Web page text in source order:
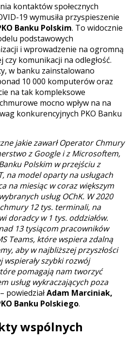
kontaktów społecznych
19 wymusiła przyspieszenie
Banku Polskim. To widocznie
podstawowych
i wprowadzenie na ogromną
czy komunikacji na odległość.
w banku zainstalowano
10 000 komputerów oraz
na tak kompleksowe
mocno wpływ na na
konkurencyjnych PKO Banku
jakie zawarł Operator Chmury
z Google i z Microsoftem,
Polskim w przejściu z
na model oparty na usługach
na miesiąc w coraz większym
usług OChK. W 2020
12 tys. terminali, na
doradcy w 1 tys. oddziałów.
13 tysiącom pracowników
Teams, które wspiera zdalną
aby w najbliższej przyszłości
wspierały szybki rozwój
pomagają nam tworzyć
usług wykraczających poza
powiedziałAdam Marciniak,
Banku Polskiego.
wspólnych